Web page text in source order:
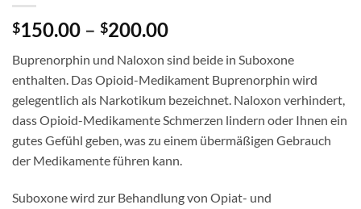
$150.00 – $200.00Price
$150.00
through
$200.00
Buprenorphin und Naloxon sind beide in Suboxone
enthalten. Das Opioid-Medikament Buprenorphin wird
gelegentlich als Narkotikum bezeichnet. Naloxon verhindert,
dass Opioid-Medikamente Schmerzen lindern oder Ihnen ein
gutes Gefühl geben, was zu einem übermäßigen Gebrauch
der Medikamente führen kann.
Suboxone wird zur Behandlung von Opiat- und